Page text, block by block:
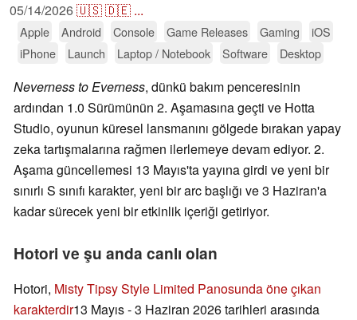
05/14/2026🇺🇸🇩🇪 ...
Apple Android Console Game Releases Gaming
iOS
iPhone
Launch Laptop / Notebook Software Desktop
Neverness to Everness, dünkü bakım penceresinin
ardından 1.0 Sürümünün 2. Aşamasına geçti ve Hotta
Studio, oyunun küresel lansmanını gölgede bırakan yapay
zeka tartışmalarına rağmen ilerlemeye devam ediyor. 2.
Aşama güncellemesi 13 Mayıs'ta yayına girdi ve yeni bir
sınırlı S sınıfı karakter, yeni bir arc başlığı ve 3 Haziran'a
kadar sürecek yeni bir etkinlik içeriği getiriyor.
Hotori ve şu anda canlı olan
Hotori, Misty Tipsy Style Limited Panosunda öne çıkan
karakterdir13 Mayıs - 3 Haziran 2026 tarihleri arasında